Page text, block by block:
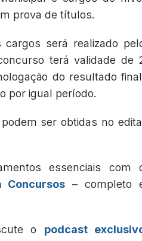
prova de títulos.
cargos será realizado
terá validade de
do resultado
por igual período.
ser obtidas no
essenciais com
Concursos – completo
o podcast